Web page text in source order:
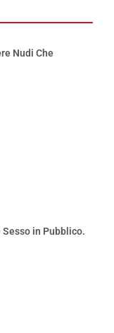
Nudi Che
in Pubblico.